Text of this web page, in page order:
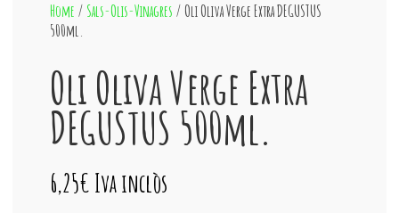
Home / Sals-Olis-Vinagres / Oli Oliva Verge Extra DEGUSTUS
500ml.
Oli Oliva Verge Extra
DEGUSTUS 500ml.
6,25€ Iva inclòs